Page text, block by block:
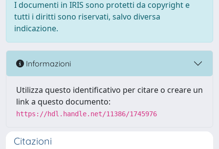
I documenti in IRIS sono protetti da copyright e
tutti i diritti sono riservati, salvo diversa
indicazione.
Informazioni
Utilizza questo identificativo per citare o creare un
link a questo documento:
https://hdl.handle.net/11386/1745976
Citazioni